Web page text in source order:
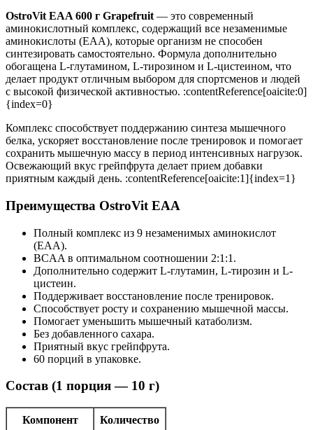
OstroVit EAA 600 г Grapefruit — это современный
аминокислотный комплекс, содержащий все незаменимые
аминокислоты (EAA), которые организм не способен
синтезировать самостоятельно. Формула дополнительно
обогащена L-глутамином, L-тирозином и L-цистеином, что
делает продукт отличным выбором для спортсменов и людей
с высокой физической активностью. :contentReference[oaicite:0]
{index=0}
Комплекс способствует поддержанию синтеза мышечного
белка, ускоряет восстановление после тренировок и помогает
сохранить мышечную массу в период интенсивных нагрузок.
Освежающий вкус грейпфрута делает прием добавки
приятным каждый день. :contentReference[oaicite:1]{index=1}
Преимущества OstroVit EAA
Полный комплекс из 9 незаменимых аминокислот
(EAA).
BCAA в оптимальном соотношении 2:1:1.
Дополнительно содержит L-глутамин, L-тирозин и L-
цистеин.
Поддерживает восстановление после тренировок.
Способствует росту и сохранению мышечной массы.
Помогает уменьшить мышечный катаболизм.
Без добавленного сахара.
Приятный вкус грейпфрута.
60 порций в упаковке.
Состав (1 порция — 10 г)
Компонент Количество